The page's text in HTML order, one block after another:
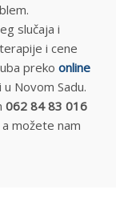
slučaja i
i cene
preko online
u Novom Sadu.
062 84 83 016
a možete nam